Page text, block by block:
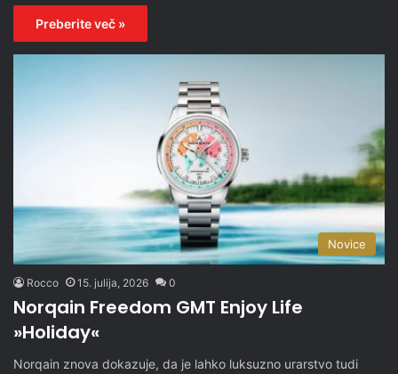
Preberite več »
Novice
Rocco 15. julija, 2026 0
Norqain Freedom GMT Enjoy Life
»Holiday«
Norqain znova dokazuje, da je lahko luksuzno urarstvo tudi